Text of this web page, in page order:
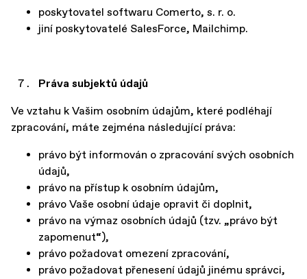
poskytovatel softwaru Comerto, s. r. o.
jiní poskytovatelé SalesForce, Mailchimp.
Práva subjektů údajů
Ve vztahu k Vašim osobním údajům, které podléhají
zpracování, máte zejména následující práva:
právo být informován o zpracování svých osobních
údajů,
právo na přístup k osobním údajům,
právo Vaše osobní údaje opravit či doplnit,
právo na výmaz osobních údajů (tzv. „právo být
zapomenut“),
právo požadovat omezení zpracování,
právo požadovat přenesení údajů jinému správci,